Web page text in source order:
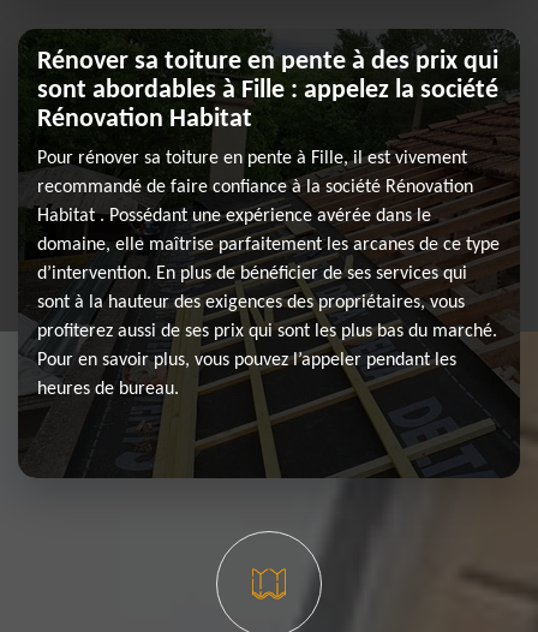
Rénover sa toiture en pente à des prix qui
sont abordables à Fille : appelez la société
Rénovation Habitat
Pour rénover sa toiture en pente à Fille, il est vivement
recommandé de faire confiance à la société Rénovation
Habitat . Possédant une expérience avérée dans le
domaine, elle maîtrise parfaitement les arcanes de ce type
d’intervention. En plus de bénéficier de ses services qui
sont à la hauteur des exigences des propriétaires, vous
profiterez aussi de ses prix qui sont les plus bas du marché.
Pour en savoir plus, vous pouvez l’appeler pendant les
heures de bureau.